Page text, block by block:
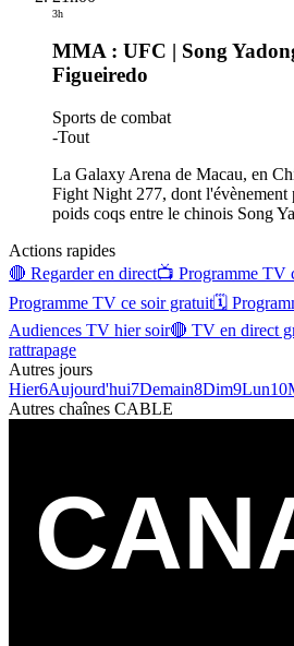
3h
MMA : UFC | Song
Figueiredo
Sports de combat
-Tout
La Galaxy Arena de Macau, en
Fight Night 277, dont l'évènement
poids coqs entre le chinois Song
Actions rapides
🔴 Regarder en direct📺 Programme TV
Programme TV ce soir gratuit🗓
Audiences TV hier soir🔴 TV en direct
rattrapage
Autres jours
Hier6Aujourd'hui7Demain8Dim9Lun10
Autres chaînes CABLE